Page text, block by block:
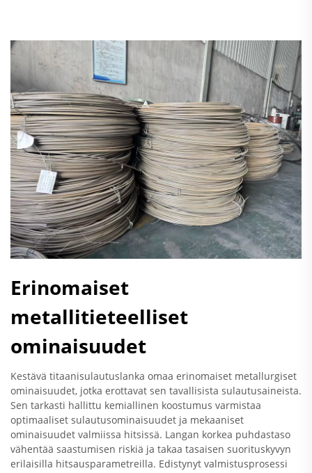
Erinomaiset
metallitieteelliset
ominaisuudet
Kestävä titaanisulautuslanka omaa erinomaiset metallurgiset
ominaisuudet, jotka erottavat sen tavallisista sulautusaineista.
Sen tarkasti hallittu kemiallinen koostumus varmistaa
optimaaliset sulautusominaisuudet ja mekaaniset
ominaisuudet valmiissa hitsissä. Langan korkea puhdastaso
vähentää saastumisen riskiä ja takaa tasaisen suorituskyvyn
erilaisilla hitsausparametreilla. Edistynyt valmistusprosessi